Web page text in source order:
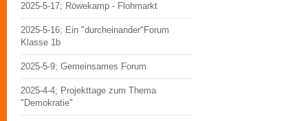
2025-5-17; Röwekamp - Flohmarkt
2025-5-16; Ein "durcheinander"Forum
Klasse 1b
2025-5-9; Gemeinsames Forum
2025-4-4; Projekttage zum Thema
"Demokratie"